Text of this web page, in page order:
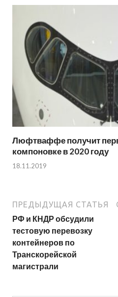
Люфтваффе получит
компоновке в 2020 году
18.11.2019
ПРЕДЫДУЩАЯ СТАТЬЯ
РФ и КНДР обсудили
тестовую перевозку
контейнеров по
Транскорейской
магистрали